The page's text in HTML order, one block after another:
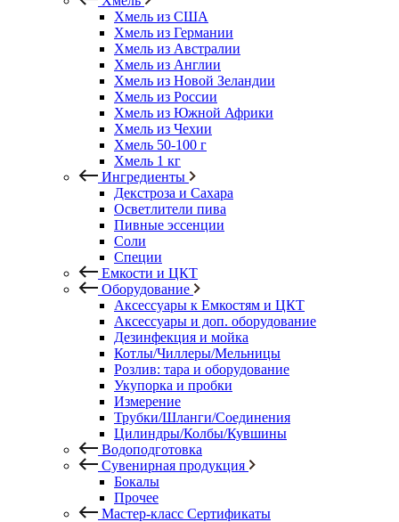
Хмель из США
Хмель из Германии
Хмель из Австралии
Хмель из Англии
Хмель из Новой Зеландии
Хмель из России
Хмель из Южной Африки
Хмель из Чехии
Хмель 50-100 г
Хмель 1 кг
Ингредиенты
Декстроза и Сахара
Осветлители пива
Пивные эссенции
Соли
Специи
Емкости и ЦКТ
Оборудование
Аксессуары к Емкостям и ЦКТ
Аксессуары и доп. оборудование
Дезинфекция и мойка
Котлы/Чиллеры/Мельницы
Розлив: тара и оборудование
Укупорка и пробки
Измерение
Трубки/Шланги/Соединения
Цилиндры/Колбы/Кувшины
Водоподготовка
Сувенирная продукция
Бокалы
Прочее
Мастер-класс Сертификаты